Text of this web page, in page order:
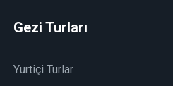
Gezi Turları
Yurtiçi Turlar